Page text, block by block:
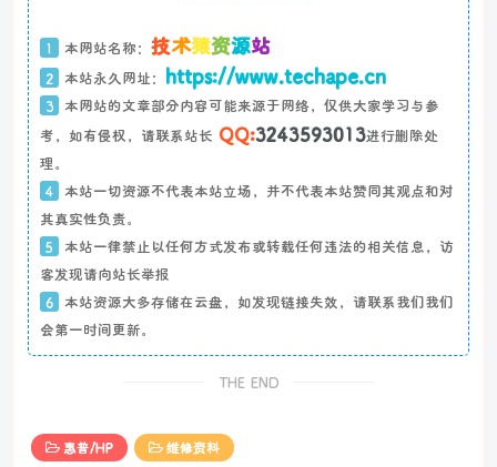
1 本网站名称： 技术猿资源站
2 本站永久网址： https://www.techape.cn
3
本网站的文章部分内容可能来源于网络，仅供大家学习与参
考，如有侵权，请联系站长 QQ:3243593013进行删除处
理。
4
本站一切资源不代表本站立场，并不代表本站赞同其观点和对
其真实性负责。
5
本站一律禁止以任何方式发布或转载任何违法的相关信息，访
客发现请向站长举报
6
本站资源大多存储在云盘，如发现链接失效，请联系我们我们
会第一时间更新。
THE END
惠普/HP 维修资料